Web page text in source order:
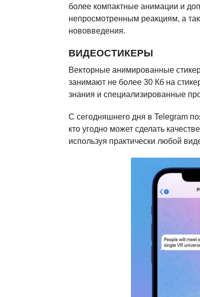
более компактные анимации и
непросмотренным реакциям, а
нововведения.
ВИДЕОСТИКЕРЫ
Векторные анимированные
занимают не более 30 Кб на
знания и специализированные
С сегодняшнего дня в Telegram
кто угодно может сделать
используя практически любой